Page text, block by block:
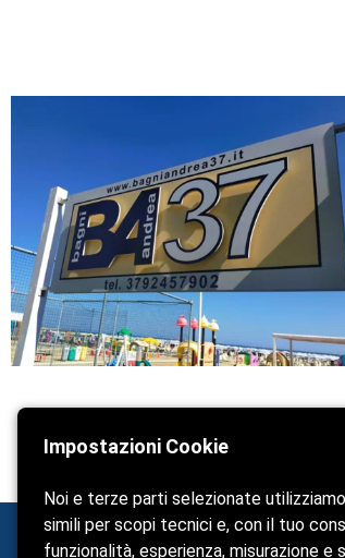
Bagni Andrea 37 - Marche
Impostazioni Cookie
Noi e terze parti selezionate
simili per scopi tecnici e, con il tuo
funzionalità, esperienza, misurazione e